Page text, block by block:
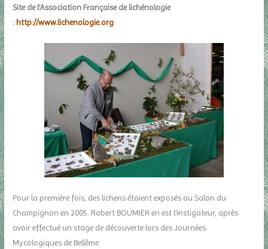
Site de l’Association Française de lichénologie
: http://www.lichenologie.org
Pour la première fois, des lichens étaient exposés au Salon du
Champignon en 2005. Robert BOUMIER en est l’instigateur, après
avoir effectué un stage de découverte lors des Journées
Mycologiques de Bellême.